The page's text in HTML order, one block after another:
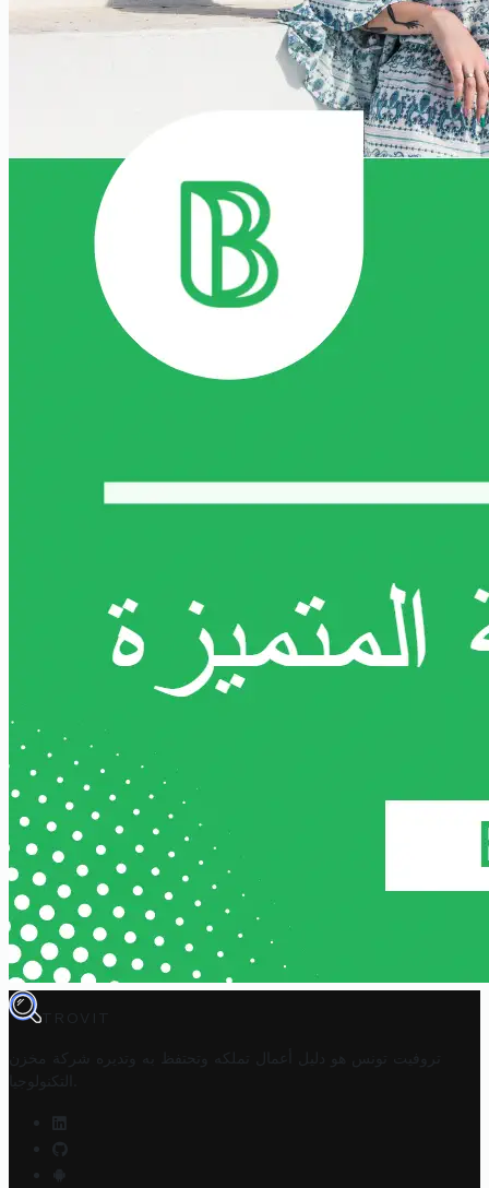
TROVIT
تروفيت تونس هو دليل أعمال تملكه وتحتفظ به وتديره
شركة مخزن
التكنولوجيا